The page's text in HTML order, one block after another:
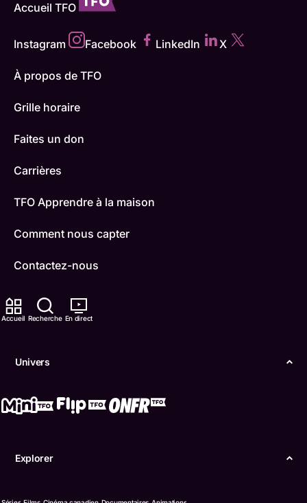
Accueil Recherche En direct
Univers
Explorer
Accueil TFO
Instagram Facebook LinkedIn X
À propos de TFO
Grille horaire
Faites un don
Carrières
TFO Apprendre à la maison
Comment nous capter
Contactez-nous
ONFR
Boukili
Confidentialité